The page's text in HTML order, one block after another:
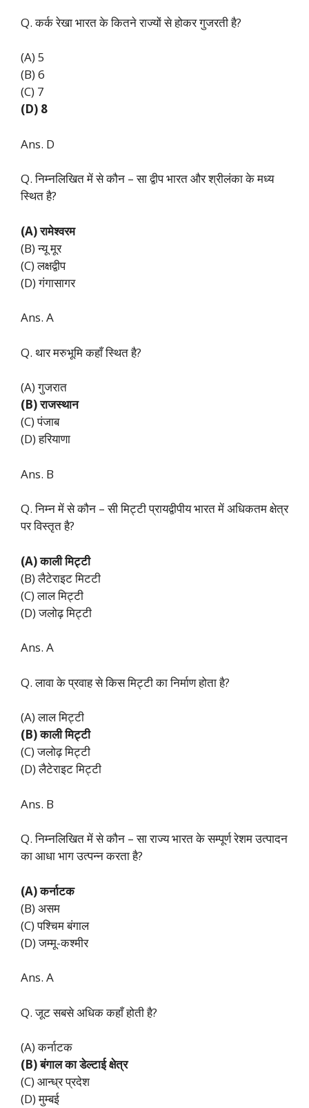
Q. कर्क रेखा भारत के कितने राज्यों से होकर गुजरती है?
(A) 5
(B) 6
(C) 7
(D) 8
Ans. D
Q. निम्नलिखित में से कौन – सा द्वीप भारत और श्रीलंका के मध्य
स्थित है?
(A) रामेश्वरम
(B) न्यू मूर
(C) लक्षद्वीप
(D) गंगासागर
Ans. A
Q. थार मरुभूमि कहाँ स्थित है?
(A) गुजरात
(B) राजस्थान
(C) पंजाब
(D) हरियाणा
Ans. B
Q. निम्न में से कौन – सी मिट्टी प्रायद्वीपीय भारत में अधिकतम क्षेत्र
पर विस्तृत है?
(A) काली मिट्टी
(B) लैटेराइट मिटटी
(C) लाल मिट्टी
(D) जलोढ़ मिट्टी
Ans. A
Q. लावा के प्रवाह से किस मिट्टी का निर्माण होता है?
(A) लाल मिट्टी
(B) काली मिट्टी
(C) जलोढ़ मिट्टी
(D) लैटेराइट मिट्टी
Ans. B
Q. निम्नलिखित में से कौन – सा राज्य भारत के सम्पूर्ण रेशम उत्पादन
का आधा भाग उत्पन्न करता है?
(A) कर्नाटक
(B) असम
(C) पश्चिम बंगाल
(D) जम्मू-कश्मीर
Ans. A
Q. जूट सबसे अधिक कहाँ होती है?
(A) कर्नाटक
(B) बंगाल का डेल्टाई क्षेत्र
(C) आन्ध्र प्रदेश
(D) मुम्बई